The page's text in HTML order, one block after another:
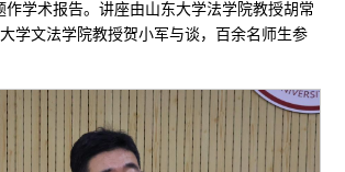
作学术报告。讲座由山东大学法学院教授胡常
学文法学院教授贺小军与谈，百余名师生参